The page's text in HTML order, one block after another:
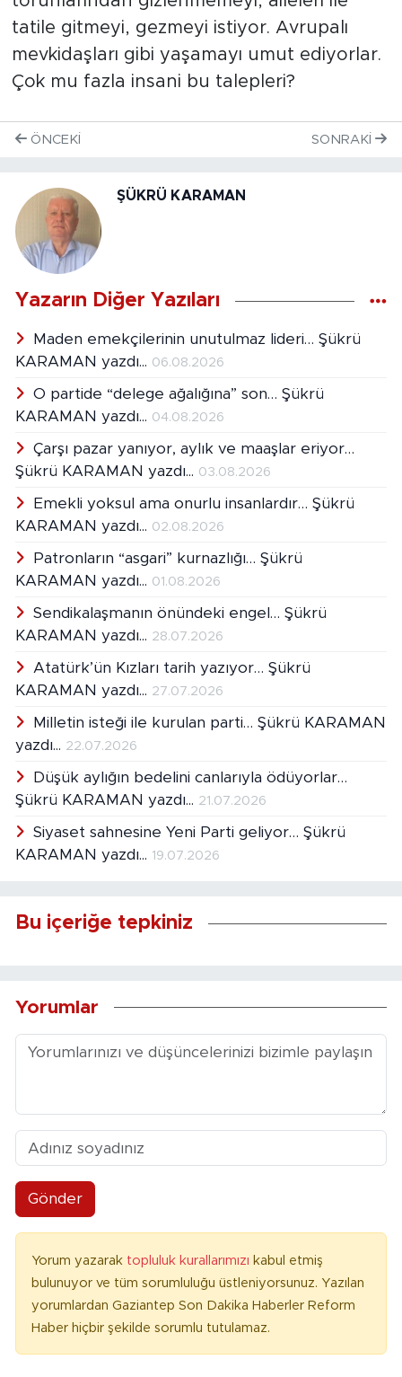
tatile gitmeyi, gezmeyi istiyor. Avrupalı
mevkidaşları gibi yaşamayı umut ediyorlar.
Çok mu fazla insani bu talepleri?
ÖNCEKI SONRAKI
ŞÜKRÜ KARAMAN
Yazarın Diğer Yazıları
Maden emekçilerinin unutulmaz lideri… Şükrü
KARAMAN yazdı... 06.08.2026
O partide “delege ağalığına” son… Şükrü
KARAMAN yazdı... 04.08.2026
Çarşı pazar yanıyor, aylık ve maaşlar eriyor…
Şükrü KARAMAN yazdı... 03.08.2026
Emekli yoksul ama onurlu insanlardır… Şükrü
KARAMAN yazdı... 02.08.2026
Patronların “asgari” kurnazlığı… Şükrü
KARAMAN yazdı... 01.08.2026
Sendikalaşmanın önündeki engel… Şükrü
KARAMAN yazdı... 28.07.2026
Atatürk’ün Kızları tarih yazıyor… Şükrü
KARAMAN yazdı... 27.07.2026
Milletin isteği ile kurulan parti… Şükrü KARAMAN
yazdı... 22.07.2026
Düşük aylığın bedelini canlarıyla ödüyorlar…
Şükrü KARAMAN yazdı... 21.07.2026
Siyaset sahnesine Yeni Parti geliyor… Şükrü
KARAMAN yazdı... 19.07.2026
Bu içeriğe tepkiniz
Yorumlar
Gönder
Yorum yazarak topluluk kurallarımızı kabul etmiş
bulunuyor ve tüm sorumluluğu üstleniyorsunuz. Yazılan
yorumlardan Gaziantep Son Dakika Haberler Reform
Haber hiçbir şekilde sorumlu tutulamaz.